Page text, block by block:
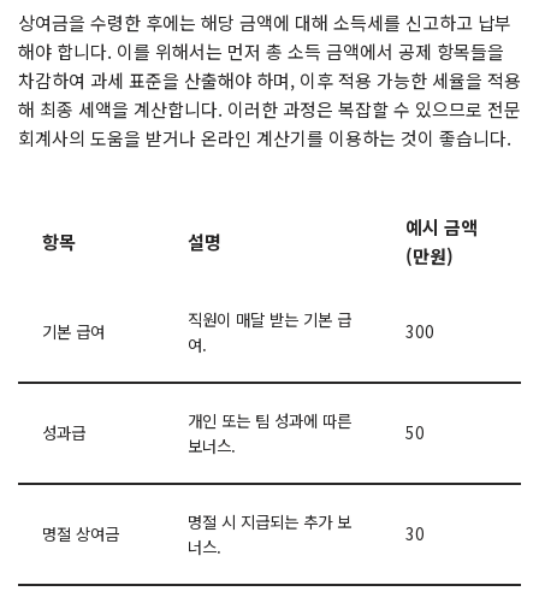
상여금을 수령한 후에는 해당 금액에 대해 소득세를 신고하고 납부
해야 합니다. 이를 위해서는 먼저 총 소득 금액에서 공제 항목들을
차감하여 과세 표준을 산출해야 하며, 이후 적용 가능한 세율을 적용
해 최종 세액을 계산합니다. 이러한 과정은 복잡할 수 있으므로 전문
회계사의 도움을 받거나 온라인 계산기를 이용하는 것이 좋습니다.
항목 설명
예시 금액
(만원)
기본 급여
직원이 매달 받는 기본 급
여.
300
성과급
개인 또는 팀 성과에 따른
보너스.
50
명절 상여금
명절 시 지급되는 추가 보
너스.
30